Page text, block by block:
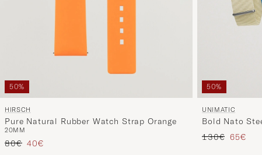
50%
HIRSCH
Pure Natural Rubber Watch Strap Orange
20MM
Reguliere prijs
80€ Verlaagd prijs
40€
50%
UNIMATIC
Bold Nato
Reguliere prijs
130€ 65€